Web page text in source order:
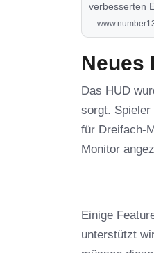
verbesserten
erfährst du in
Neues
Das HUD
sorgt. Spieler
für Dreifach-
Monitor
Einige
unterstützt